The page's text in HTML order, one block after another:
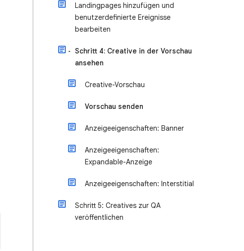
Landingpages hinzufügen und
benutzerdefinierte Ereignisse
bearbeiten
Schritt 4: Creative in der Vorschau
ansehen
Creative-Vorschau
Vorschau senden
Anzeigeeigenschaften: Banner
Anzeigeeigenschaften:
Expandable-Anzeige
Anzeigeeigenschaften: Interstitial
Schritt 5: Creatives zur QA
veröffentlichen